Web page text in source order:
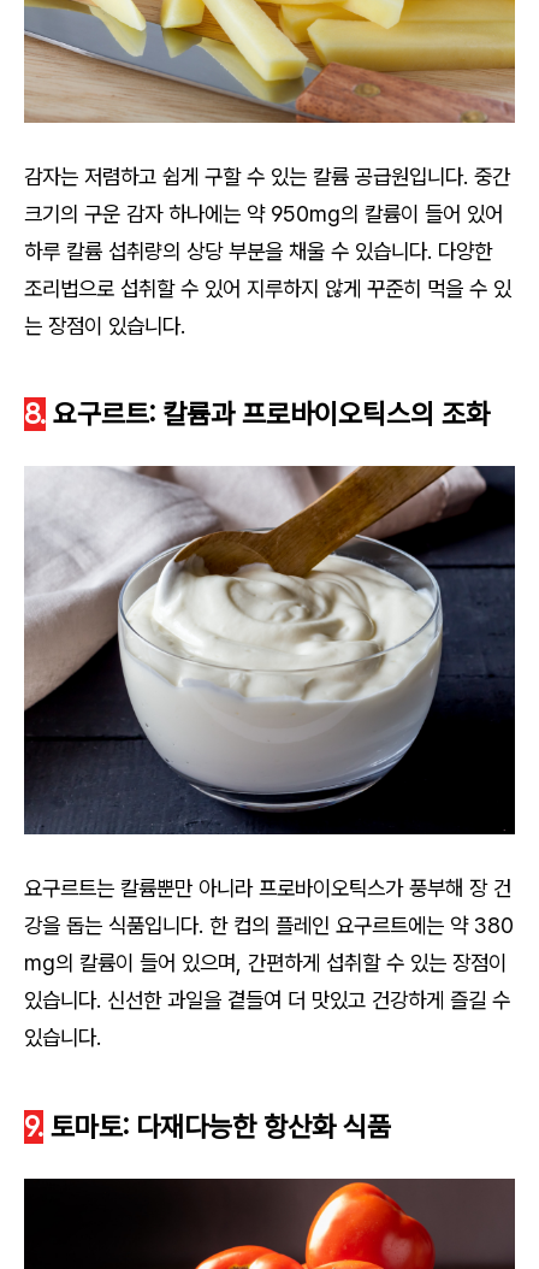
감자는 저렴하고 쉽게 구할 수 있는 칼륨 공급원입니다. 중간
크기의 구운 감자 하나에는 약 950mg의 칼륨이 들어 있어
하루 칼륨 섭취량의 상당 부분을 채울 수 있습니다. 다양한
조리법으로 섭취할 수 있어 지루하지 않게 꾸준히 먹을 수 있
는 장점이 있습니다.
8. 요구르트: 칼륨과 프로바이오틱스의 조화
요구르트는 칼륨뿐만 아니라 프로바이오틱스가 풍부해 장 건
강을 돕는 식품입니다. 한 컵의 플레인 요구르트에는 약 380
mg의 칼륨이 들어 있으며, 간편하게 섭취할 수 있는 장점이
있습니다. 신선한 과일을 곁들여 더 맛있고 건강하게 즐길 수
있습니다.
9. 토마토: 다재다능한 항산화 식품